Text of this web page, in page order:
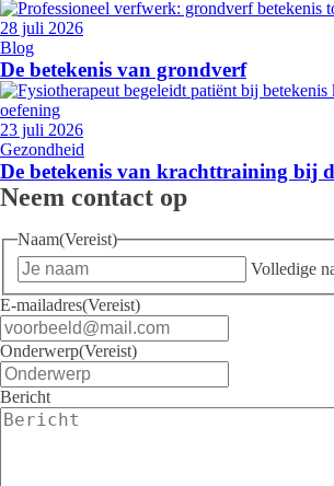
28 juli 2026
Blog
De betekenis van grondverf
23 juli 2026
Gezondheid
De betekenis van krachttraining bij
Neem contact op
Naam(Vereist)
Volledige
E-mailadres(Vereist)
Onderwerp(Vereist)
Bericht